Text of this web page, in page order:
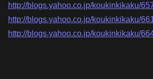
http://blogs.yahoo.co.jp/koukinkikaku/
http://blogs.yahoo.co.jp/koukinkikaku/
http://blogs.yahoo.co.jp/koukinkikaku/